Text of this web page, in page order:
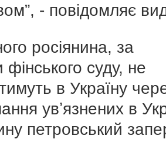
- повідомляє
росіянина, за
суду, не
в Україну
увʼязнених в
петровський